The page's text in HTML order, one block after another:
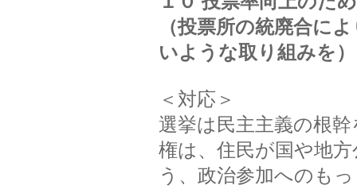
（投票所の統廃合に
いような取り組みを）
＜対応＞
選挙は民主主義の根
権は、住民が国や地
う、政治参加へのも